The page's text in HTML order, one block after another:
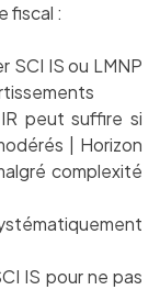
fiscal :
SCI IS ou LMNP
peut suffire si
| Horizon
complexité
IS pour ne pas